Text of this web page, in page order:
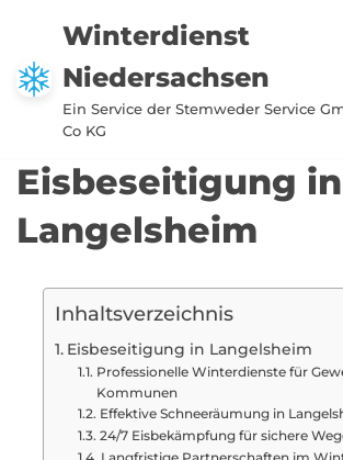
Zum
Inhalt
springen
Winterdienst
Niedersachsen
Ein Service der Stemweder Service
Co KG
Eisbeseitigung in
Langelsheim
Inhaltsverzeichnis
Eisbeseitigung in Langelsheim
Professionelle Winterdienste für
Kommunen
Effektive Schneeräumung in
24/7 Eisbekämpfung für sichere